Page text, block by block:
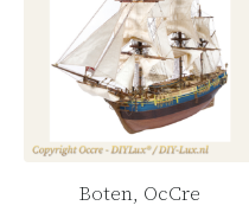
Boten, OcCre